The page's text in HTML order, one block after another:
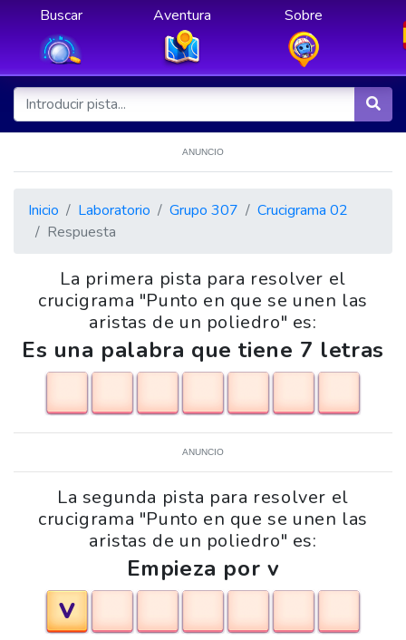
Buscar Aventura Sobre
ANUNCIO
Inicio Laboratorio Grupo 307
Crucigrama 02
Respuesta
La primera pista para resolver el
crucigrama "Punto en que se unen las
aristas de un poliedro" es:
Es una palabra que tiene 7 letras
ANUNCIO
La segunda pista para resolver el
crucigrama "Punto en que se unen las
aristas de un poliedro" es:
Empieza por v
V